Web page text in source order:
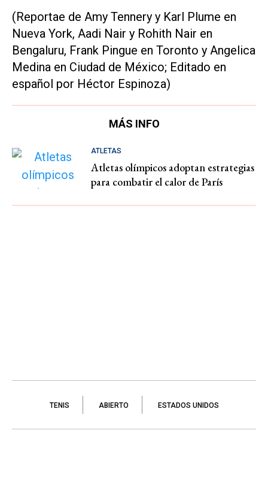
(Reportae de Amy Tennery y Karl Plume en
Nueva York, Aadi Nair y Rohith Nair en
Bengaluru, Frank Pingue en Toronto y Angelica
Medina en Ciudad de México; Editado en
español por Héctor Espinoza)
MÁS INFO
ATLETAS
Atletas olímpicos adoptan estrategias
para combatir el calor de París
TENIS ABIERTO ESTADOS UNIDOS